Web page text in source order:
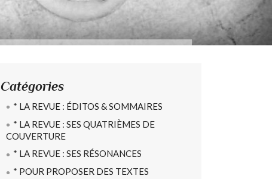
Catégories
* LA REVUE : ÉDITOS & SOMMAIRES
* LA REVUE : SES QUATRIÈMES DE
COUVERTURE
* LA REVUE : SES RÉSONANCES
* POUR PROPOSER DES TEXTES